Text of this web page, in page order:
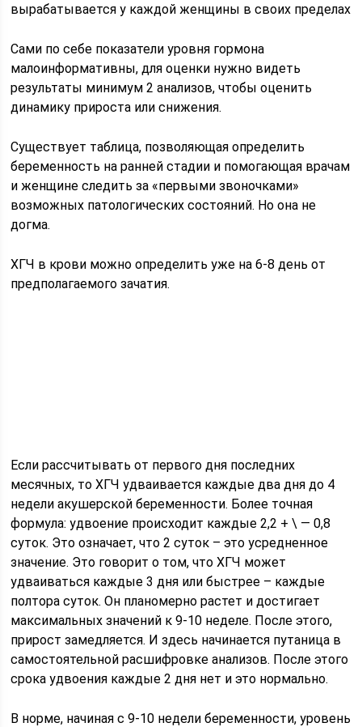
вырабатывается у каждой женщины в своих пределах
Сами по себе показатели уровня гормона
малоинформативны, для оценки нужно видеть
результаты минимум 2 анализов, чтобы оценить
динамику прироста или снижения.
Существует таблица, позволяющая определить
беременность на ранней стадии и помогающая врачам
и женщине следить за «первыми звоночками»
возможных патологических состояний. Но она не
догма.
ХГЧ в крови можно определить уже на 6-8 день от
предполагаемого зачатия.
Если рассчитывать от первого дня последних
месячных, то ХГЧ удваивается каждые два дня до 4
недели акушерской беременности. Более точная
формула: удвоение происходит каждые 2,2 + \ — 0,8
суток. Это означает, что 2 суток – это усредненное
значение. Это говорит о том, что ХГЧ может
удваиваться каждые 3 дня или быстрее – каждые
полтора суток. Он планомерно растет и достигает
максимальных значений к 9-10 неделе. После этого,
прирост замедляется. И здесь начинается путаница в
самостоятельной расшифровке анализов. После этого
срока удвоения каждые 2 дня нет и это нормально.
В норме, начиная с 9-10 недели беременности, уровень